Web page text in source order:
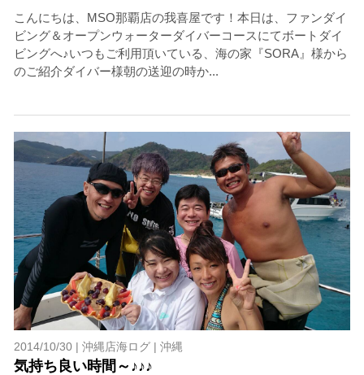
こんにちは、MSO那覇店の我喜屋です！本日は、ファンダイ
ビング＆オープンウォーターダイバーコースにてボートダイ
ビングへ♪いつもご利用頂いている、海の家『SORA』様から
のご紹介ダイバー様朝の送迎の時か...
2014/10/30 | 沖縄店海ログ| 沖縄
気持ち良い時間～♪♪♪